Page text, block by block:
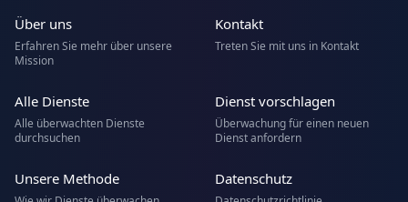
Über uns
Erfahren Sie mehr über unsere
Mission
Kontakt
Treten Sie mit uns in Kontakt
Alle Dienste
Alle überwachten Dienste
durchsuchen
Dienst vorschlagen
Überwachung für einen neuen
Dienst anfordern
Unsere Methode Datenschutz